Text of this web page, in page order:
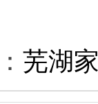
芜湖